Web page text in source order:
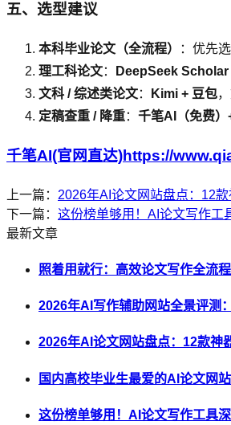
五、选型建议
本科毕业论文（全流程） ：优先选
理工科论文： DeepSeek Scholar
文科 / 综述类论文： Kimi + 豆包
定稿查重 / 降重： 千笔AI（免费）
千笔AI(官网直达)https://
上一篇： 2026年AI论文网站盘点：12
下一篇： 这份榜单够用！AI论文写作工
最新文章
照着用就行：高效论文写作全流
2026年AI写作辅助网站全景评测
2026年AI论文网站盘点：12款神
国内高校毕业生最爱的AI论文网站
这份榜单够用！AI论文写作工具